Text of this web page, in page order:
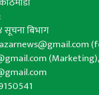
बिभाग
(Marketing),